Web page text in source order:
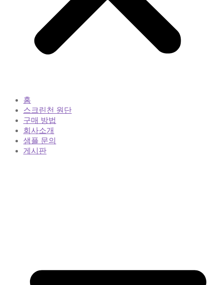
홈
스크린천 원단
구매 방법
회사소개
샘플 문의
게시판